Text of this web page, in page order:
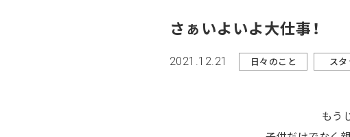
さぁいよいよ大仕事！
2021.12.21 日々のこと スタ
もう